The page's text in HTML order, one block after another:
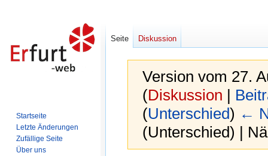
Version vom 27.
(Diskussion |
(Unterschied) ←
(Unterschied) |
Seite Diskussion
Startseite
Letzte Änderungen
Zufällige Seite
Über uns